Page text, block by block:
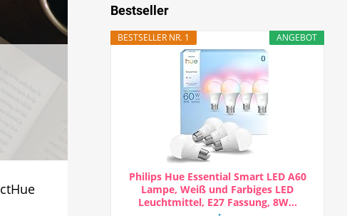
Bestseller
ANGEBOT
BESTSELLER NR. 1
Philips Hue Essential Smart LED A60
Lampe, Weiß und Farbiges LED
Leuchtmittel, E27 Fassung, 8W...